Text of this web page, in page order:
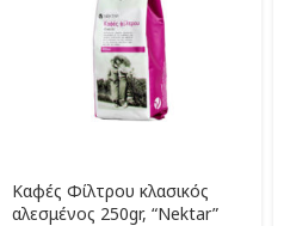
Καφές Φίλτρου κλασικός
αλεσμένος 250gr, “Nektar”